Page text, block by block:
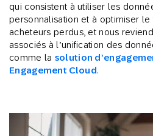
qui consistent à utiliser les
personnalisation et à optimiser
acheteurs perdus, et nous
associés à l’unification des
comme la solution
Engagement Cloud.